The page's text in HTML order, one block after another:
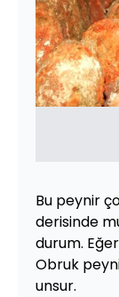
Bu peynir
derisinde
durum.
Obruk
unsur.